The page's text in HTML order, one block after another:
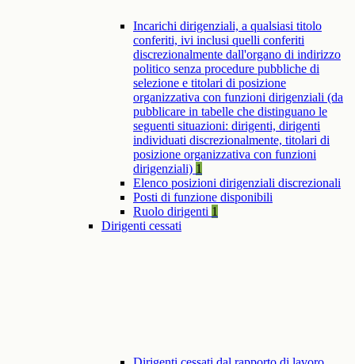
Incarichi dirigenziali, a qualsiasi titolo
conferiti, ivi inclusi quelli conferiti
discrezionalmente dall'organo di indirizzo
politico senza procedure pubbliche di
selezione e titolari di posizione
organizzativa con funzioni dirigenziali (da
pubblicare in tabelle che distinguano le
seguenti situazioni: dirigenti, dirigenti
individuati discrezionalmente, titolari di
posizione organizzativa con funzioni
dirigenziali) 1
Elenco posizioni dirigenziali discrezionali
Posti di funzione disponibili
Ruolo dirigenti 1
Dirigenti cessati